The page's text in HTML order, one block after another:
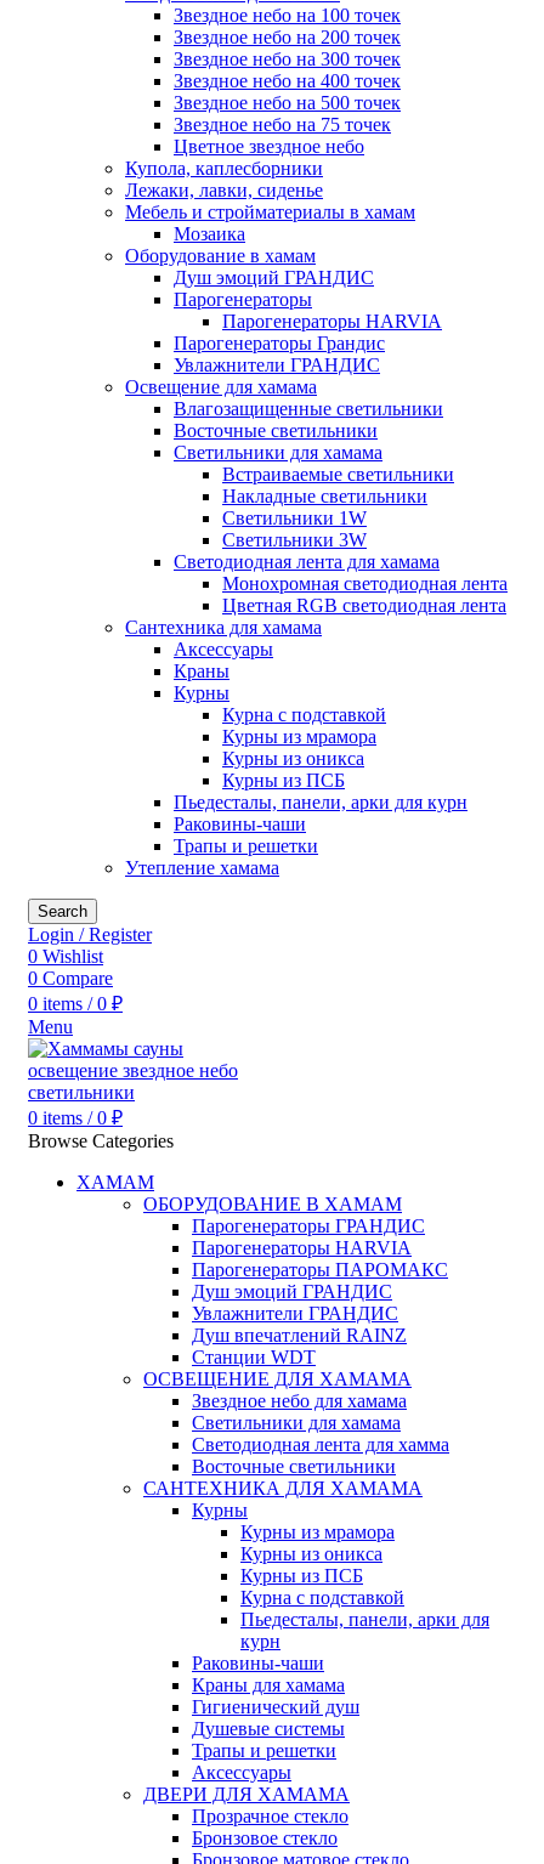
Звездное небо на 100 точек
Звездное небо на 200 точек
Звездное небо на 300 точек
Звездное небо на 400 точек
Звездное небо на 500 точек
Звездное небо на 75 точек
Цветное звездное небо
Купола, каплесборники
Лежаки, лавки, сиденье
Мебель и стройматериалы в хамам
Мозаика
Оборудование в хамам
Душ эмоций ГРАНДИС
Парогенераторы
Парогенераторы HARVIA
Парогенераторы Грандис
Увлажнители ГРАНДИС
Освещение для хамама
Влагозащищенные светильники
Восточные светильники
Светильники для хамама
Встраиваемые светильники
Накладные светильники
Светильники 1W
Светильники 3W
Светодиодная лента для хамама
Монохромная светодиодная лента
Цветная RGB светодиодная лента
Сантехника для хамама
Аксессуары
Краны
Курны
Курна с подставкой
Курны из мрамора
Курны из оникса
Курны из ПСБ
Пьедесталы, панели, арки для курн
Раковины-чаши
Трапы и решетки
Утепление хамама
Search
Login / Register
0 Wishlist
0 Compare
0 items / 0 ₽
Menu
0 items / 0 ₽
Browse Categories
ХАМАМ
ОБОРУДОВАНИЕ В ХАМАМ
Парогенераторы ГРАНДИС
Парогенераторы HARVIA
Парогенераторы ПАРОМАКС
Душ эмоций ГРАНДИС
Увлажнители ГРАНДИС
Душ впечатлений RAINZ
Станции WDT
ОСВЕЩЕНИЕ ДЛЯ ХАМАМА
Звездное небо для хамама
Светильники для хамама
Светодиодная лента для хамма
Восточные светильники
САНТЕХНИКА ДЛЯ ХАМАМА
Курны
Курны из мрамора
Курны из оникса
Курны из ПСБ
Курна с подставкой
Пьедесталы, панели, арки для
курн
Раковины-чаши
Краны для хамама
Гигиенический душ
Душевые системы
Трапы и решетки
Аксессуары
ДВЕРИ ДЛЯ ХАМАМА
Прозрачное стекло
Бронзовое стекло